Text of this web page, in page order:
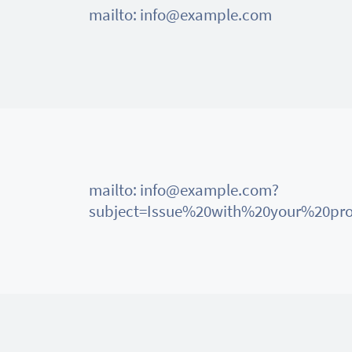
mailto: info@example.com
mailto: info@example.com?